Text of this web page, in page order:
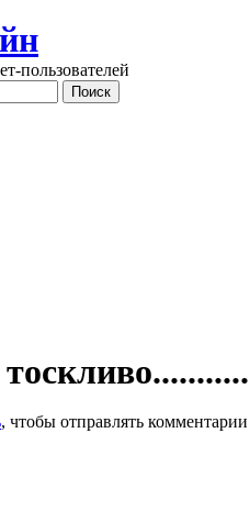
пользователей
, чтобы отправлять комментарии